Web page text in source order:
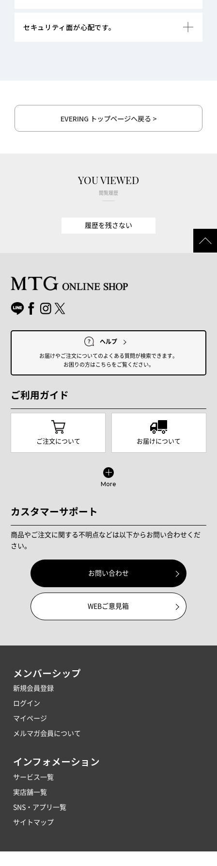
セキュリティ面が心配です。
EVERING トップページへ戻る >
YOU VIEWED
閲覧履歴
履歴を残さない
ヘルプ
お届けやご注文についてのよくある質問が検索できます。
お困りの方はこちらをご覧ください。
ご利用ガイド
ご注文について お届けについて
More
カスタマーサポート
商品やご注文に関する不明点などは以下からお問い合わせくだ
さい。
お問い合わせ
WEBご意見箱
メンバーシップ
新規会員登録
ログイン
マイページ
メルマガ会員について
インフォメーション
サービス一覧
実店舗一覧
SNS・アプリ一覧
サイトマップ